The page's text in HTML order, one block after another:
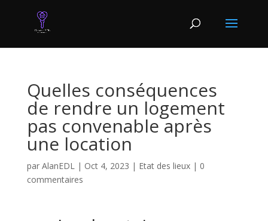
Quelles conséquences
de rendre un logement
pas convenable après
une location
par AlanEDL| Oct 4, 2023 | Etat des lieux| 0
commentaires